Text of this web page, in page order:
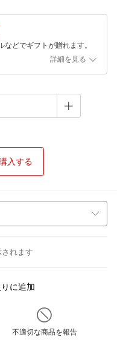
どでギフトが贈れます。
詳細を見る
入する
れます
に追加
不適切な商品を報告